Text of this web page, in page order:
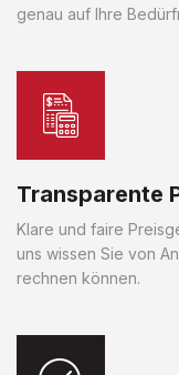
genau auf Ihre
Transparente
Klare und faire
uns wissen Sie von
rechnen können.